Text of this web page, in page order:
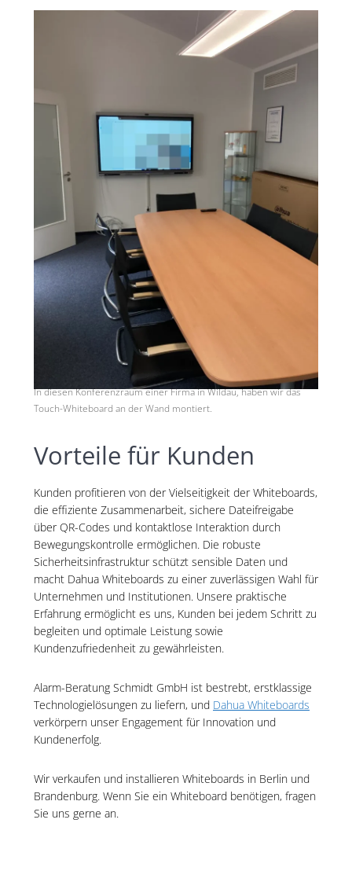
In diesen Konferenzraum einer Firma in Wildau, haben wir das
Touch-Whiteboard an der Wand montiert.
Vorteile für Kunden
Kunden profitieren von der Vielseitigkeit der Whiteboards,
die effiziente Zusammenarbeit, sichere Dateifreigabe
über QR-Codes und kontaktlose Interaktion durch
Bewegungskontrolle ermöglichen. Die robuste
Sicherheitsinfrastruktur schützt sensible Daten und
macht Dahua Whiteboards zu einer zuverlässigen Wahl für
Unternehmen und Institutionen. Unsere praktische
Erfahrung ermöglicht es uns, Kunden bei jedem Schritt zu
begleiten und optimale Leistung sowie
Kundenzufriedenheit zu gewährleisten.
Alarm-Beratung Schmidt GmbH ist bestrebt, erstklassige
Technologielösungen zu liefern, und Dahua Whiteboards
verkörpern unser Engagement für Innovation und
Kundenerfolg.
Wir verkaufen und installieren Whiteboards in Berlin und
Brandenburg. Wenn Sie ein Whiteboard benötigen, fragen
Sie uns gerne an.